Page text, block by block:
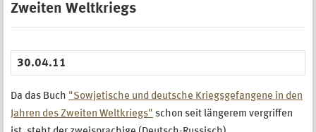
Zweiten Weltkriegs
30.04.11
Da das Buch "Sowjetische und deutsche Kriegsgefangene in den
Jahren des Zweiten Weltkriegs" schon seit längerem vergriffen